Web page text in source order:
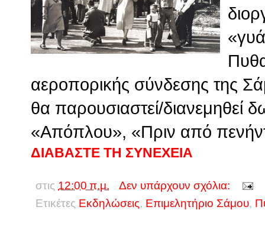
αεροπορικής σύνδεσης της
θα παρουσιαστεί/διανεμηθεί
«Απόπλου», «Πριν από
ΔΙΑΒΑΣΤΕ ΤΗ ΣΥΝΕΧΕΙΑ
στις 12:00 π.μ.
Δεν υπάρχουν σχόλια:
Ετικέτες Εκδηλώσεις, Επιμελητήριο Σάμου,